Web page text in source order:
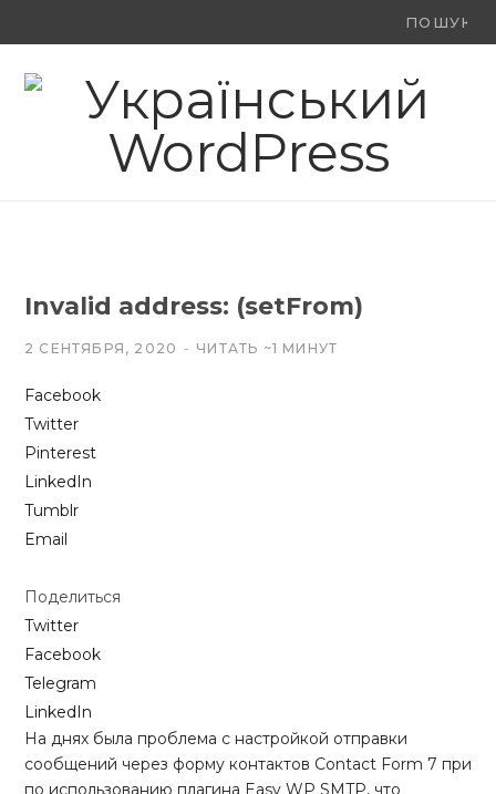
Ви
F
o
X
(
t
Y
o
Invalid address: (setFrom)
2 СЕНТЯБРЯ, 2020 ЧИТАТЬ ~1 МИНУТ
Facebook
Twitter
Pinterest
LinkedIn
Tumblr
Email
Поделиться
Twitter
Facebook
Telegram
LinkedIn
На днях была проблема с настройкой отправки
сообщений через форму контактов Contact Form 7 при
по использованию плагина Easy WP SMTP, что